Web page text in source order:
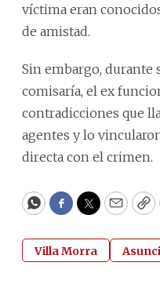
víctima eran
de amistad.
Sin embargo, durante
comisaría, el ex
contradicciones que
agentes y lo
directa con el crimen.
WhatsApp
Facebook
Twitter
Email
Villa Morra